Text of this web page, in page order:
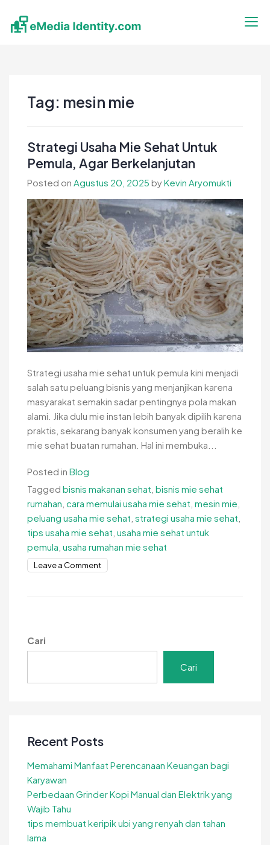
content
Tag: mesin mie
Strategi Usaha Mie Sehat Untuk
Pemula, Agar Berkelanjutan
Posted on Agustus 20, 2025 byKevin Aryomukti
Strategi usaha mie sehat untuk pemula kini menjadi
salah satu peluang bisnis yang menjanjikan karena
masyarakat semakin sadar pentingnya pola makan
alami. Jika dulu mie instan lebih banyak dipilih karena
praktis, sekarang banyak konsumen yang beralih ke
mie sehat buatan rumahan. Hal ini membuka...
Posted in Blog
Tagged bisnis makanan sehat bisnis mie sehat
rumahan cara memulai usaha mie sehat mesin mie
peluang usaha mie sehat strategi usaha mie sehat
tips usaha mie sehat usaha mie sehat untuk
pemula usaha rumahan mie sehat
Leave a Commenton
Pemula,
Cari
Cari
Recent Posts
Memahami Manfaat Perencanaan Keuangan bagi
Karyawan
Perbedaan Grinder Kopi Manual dan Elektrik yang
Wajib Tahu
tips membuat keripik ubi yang renyah dan tahan
lama